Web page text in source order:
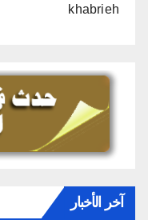
khabrieh
آخر الأخبار